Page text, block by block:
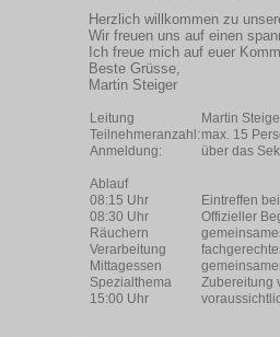
Herzlich willkommen zu
Wir freuen uns auf einen
Ich freue mich auf euer
Beste Grüsse,
Martin Steiger
Leitung
Martin
Teilnehmeranzahl: max. 15
Anmeldung:
über das
Ablauf
08:15 Uhr
Eintreffen
08:30 Uhr
Offizieller
Räuchern
Verarbeitung
Mittagessen
Spezialthema
Zubereitung
15:00 Uhr